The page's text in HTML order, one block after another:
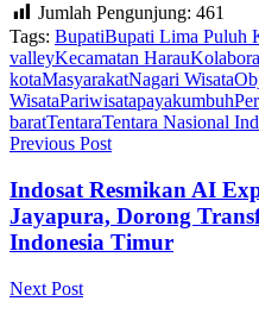
Jumlah Pengunjung: 461
Tags: BupatiBupati Lima Puluh
valleyKecamatan Harau
kotaMasyarakatNagari Wisata
WisataPariwisatapayakumbuh
baratTentaraTentara Nasional
Previous Post
Indosat Resmikan AI
Jayapura, Dorong
Indonesia Timur
Next Post